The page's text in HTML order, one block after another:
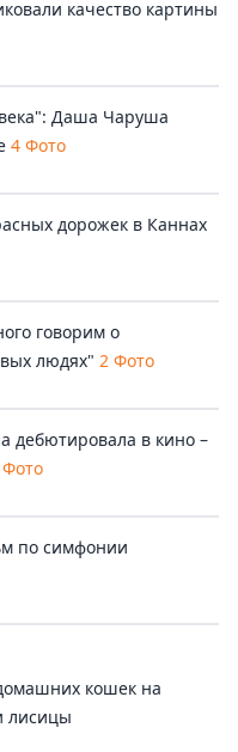
качество картины
Даша Чаруша
4 Фото
дорожек в Каннах
говорим о
людях" 2 Фото
дебютировала в кино –
по симфонии
кошек на
лисицы